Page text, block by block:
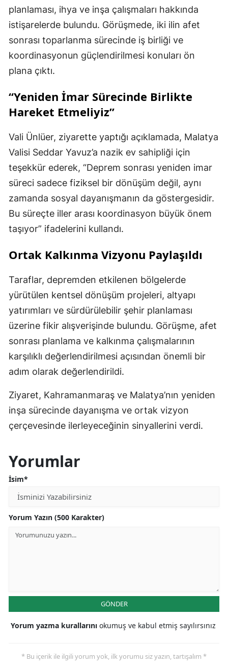
planlaması, ihya ve inşa çalışmaları hakkında
istişarelerde bulundu. Görüşmede, iki ilin afet
sonrası toparlanma sürecinde iş birliği ve
koordinasyonun güçlendirilmesi konuları ön
plana çıktı.
“Yeniden İmar Sürecinde Birlikte
Hareket Etmeliyiz”
Vali Ünlüer, ziyarette yaptığı açıklamada, Malatya
Valisi Seddar Yavuz’a nazik ev sahipliği için
teşekkür ederek, “Deprem sonrası yeniden imar
süreci sadece fiziksel bir dönüşüm değil, aynı
zamanda sosyal dayanışmanın da göstergesidir.
Bu süreçte iller arası koordinasyon büyük önem
taşıyor” ifadelerini kullandı.
Ortak Kalkınma Vizyonu Paylaşıldı
Taraflar, depremden etkilenen bölgelerde
yürütülen kentsel dönüşüm projeleri, altyapı
yatırımları ve sürdürülebilir şehir planlaması
üzerine fikir alışverişinde bulundu. Görüşme, afet
sonrası planlama ve kalkınma çalışmalarının
karşılıklı değerlendirilmesi açısından önemli bir
adım olarak değerlendirildi.
Ziyaret, Kahramanmaraş ve Malatya’nın yeniden
inşa sürecinde dayanışma ve ortak vizyon
çerçevesinde ilerleyeceğinin sinyallerini verdi.
Yorumlar
İsim*
Yorum Yazın (500 Karakter)
GÖNDER
Yorum yazma kurallarını okumuş ve kabul etmiş sayılırsınız
* Bu içerik ile ilgili yorum yok, ilk yorumu siz yazın, tartışalım *